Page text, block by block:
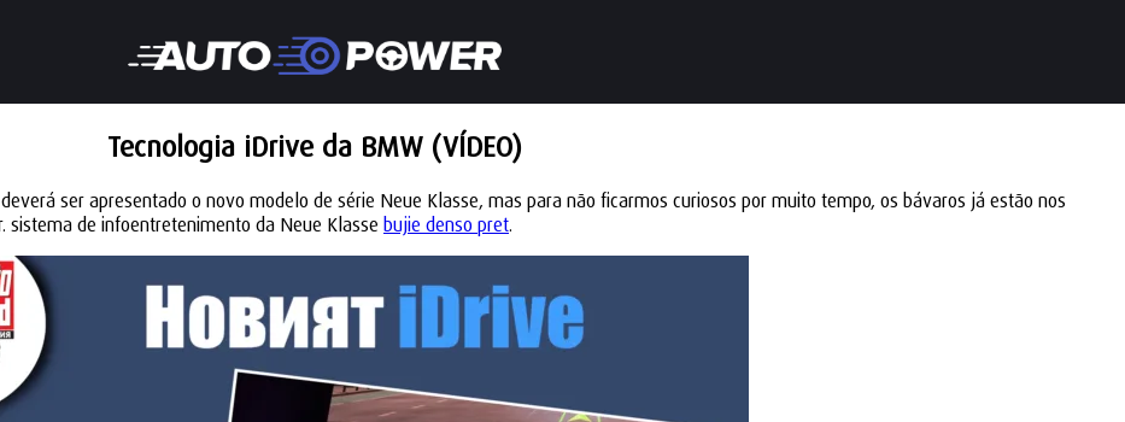
Tecnologia iDrive da BMW (VÍDEO)
ser apresentado o novo modelo de série Neue Klasse, mas para não ficarmos curiosos por muito tempo, os bávaros já estão nos
sistema de infoentretenimento da Neue Klasse bujie denso pret.